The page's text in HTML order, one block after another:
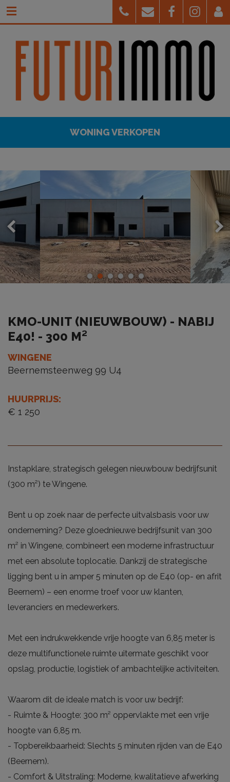
WONING VERKOPEN
KMO-UNIT (NIEUWBOUW) - NABIJ
E40! - 300 M²
WINGENE
Beernemsteenweg 99 U4
HUURPRIJS:
€ 1 250
Instapklare, strategisch gelegen nieuwbouw bedrijfsunit
(300 m²) te Wingene.
Bent u op zoek naar de perfecte uitvalsbasis voor uw
onderneming? Deze gloednieuwe bedrijfsunit van 300
m² in Wingene, combineert een moderne infrastructuur
met een absolute toplocatie. Dankzij de strategische
ligging bent u in amper 5 minuten op de E40 (op- en afrit
Beernem) – een enorme troef voor uw klanten,
leveranciers en medewerkers.
Met een indrukwekkende vrije hoogte van 6,85 meter is
deze multifunctionele ruimte uitermate geschikt voor
opslag, productie, logistiek of ambachtelijke activiteiten.
Waarom dit de ideale match is voor uw bedrijf:
- Ruimte & Hoogte: 300 m² oppervlakte met een vrije
hoogte van 6,85 m.
- Topbereikbaarheid: Slechts 5 minuten rijden van de E40
(Beernem).
- Comfort & Uitstraling: Moderne, kwalitatieve afwerking